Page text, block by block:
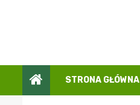
STRONA GŁÓWNA